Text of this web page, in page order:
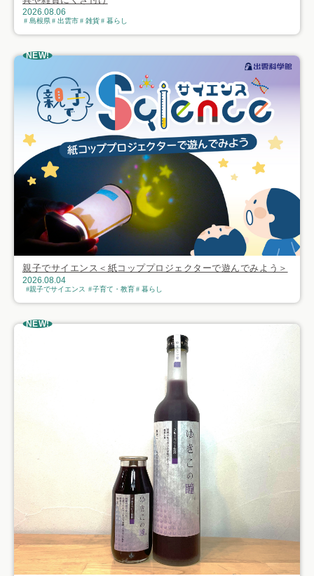
2026.08.06
島根県 出雲市 雑貨 暮らし
NEW!
親子でサイエンス＜紙コッププロジェクターで遊んでみよう＞
2026.08.04
親子でサイエンス 子育て・教育 暮らし
NEW!